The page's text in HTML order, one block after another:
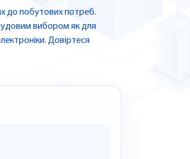
до побутових потреб.
вибором як для
Довіртеся